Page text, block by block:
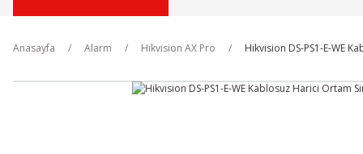
Anasayfa Alarm Hikvision AX Pro Hikvision DS-PS1-E-WE